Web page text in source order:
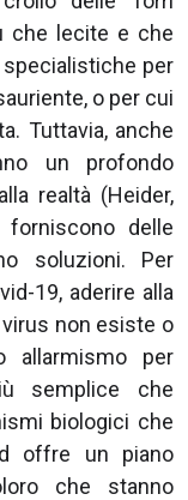
che lecite e che
per
o per cui
Tuttavia, anche
un profondo
realtà (Heider,
delle
soluzioni. Per
19, aderire alla
non esiste o
allarmismo per
semplice che
biologici che
offre un piano
che stanno